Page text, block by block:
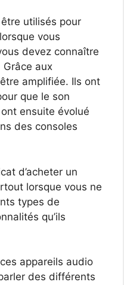
utilisés pour
vous
devez connaître
aux
amplifiée. Ils ont
que le son
ensuite évolué
des consoles
d’acheter un
lorsque vous ne
types de
qu’ils
appareils audio
des différents